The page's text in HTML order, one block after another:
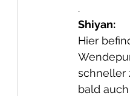
.
Shiyan:
Hier
schneller
bald